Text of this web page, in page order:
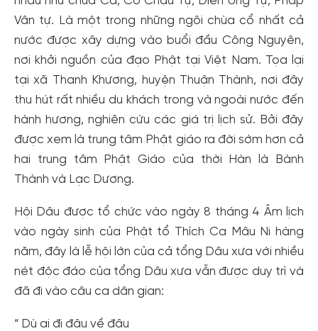
Vân tự. Là một trong những ngôi chùa cổ nhất cả
nước được xây dựng vào buổi đầu Công Nguyên,
nơi khởi nguồn của đạo Phật tại Việt Nam. Tọa lại
tại xã Thanh Khương, huyện Thuận Thành, nơi đây
thu hút rất nhiều du khách trong và ngoài nước đến
hành hương, nghiên cứu các giá trị lịch sử. Bởi đây
được xem là trung tâm Phật giáo ra đời sớm hơn cả
hai trung tâm Phật Giáo của thời Hàn là Bành
Thành và Lạc Dương.
Hội Dâu được tổ chức vào ngày 8 tháng 4 Âm lịch
vào ngày sinh của Phật tổ Thích Ca Mâu Ni hàng
năm, đây là lễ hội lớn của cả tổng Dâu xưa với nhiều
nét độc đáo của tổng Dâu xưa vẫn được duy trì và
đã đi vào câu ca dân gian:
“ Dù ai đi đâu về đâu